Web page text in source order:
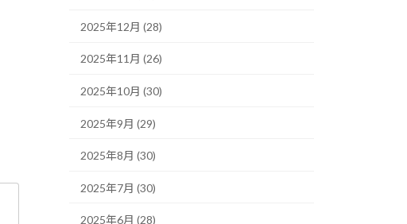
2025年12月 (28)
2025年11月 (26)
2025年10月 (30)
2025年9月 (29)
2025年8月 (30)
2025年7月 (30)
2025年6月 (28)